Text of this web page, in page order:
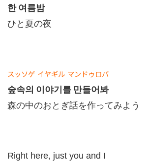
한 여름밤
ひと夏の夜
スッソゲ イヤギル マンドゥロバ
숲속의 이야기를 만들어봐
森の中のおとぎ話を作ってみよう
Right here, just you and I